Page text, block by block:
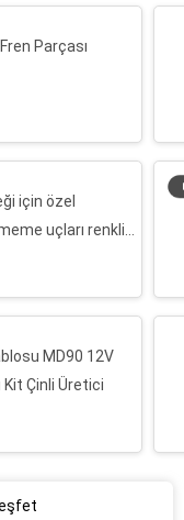
Parçası
için özel
uçları renkli
MD90 12V
Kit Çinli Üretici